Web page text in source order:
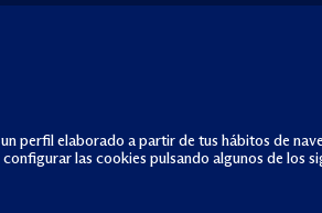
perfil elaborado a partir de tus hábitos de
las cookies pulsando algunos de los